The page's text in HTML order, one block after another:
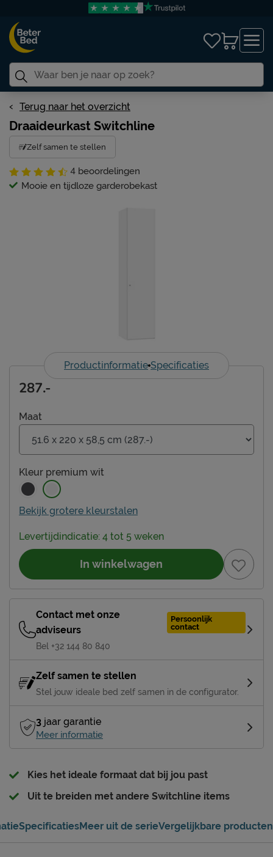
Terug naar het overzicht
Draaideurkast Switchline
Zelf samen te stellen
4 beoordelingen
Mooie en tijdloze garderobekast
Productinformatie Specificaties
Maat
Kleur premium wit
Bekijk grotere kleurstalen
287.-
Levertijdindicatie: 4 tot 5 weken
In winkelwagen
Contact met onze
adviseurs
Persoonlijk
contact
Bel +32 144 80 840
Zelf samen te stellen
Stel jouw ideale bed zelf samen in de configurator.
3 jaar garantie
Meer informatie
Kies het ideale formaat dat bij jou past
Uit te breiden met andere Switchline items
SpecificatiesMeer uit de serieVergelijkbare producten